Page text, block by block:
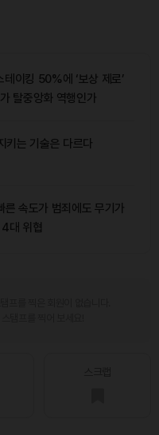
이킹 50%에 ‘보상 제로’
탈중앙화 역행인가
키는 기술은 다르다
속도가 범죄에도 무기가
대 위협